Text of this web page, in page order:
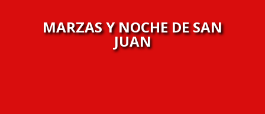
MARZAS Y NOCHE DE SAN
JUAN